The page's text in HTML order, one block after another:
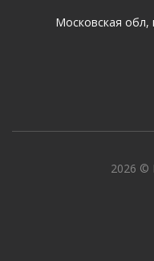
Московская обл,
2026 ©